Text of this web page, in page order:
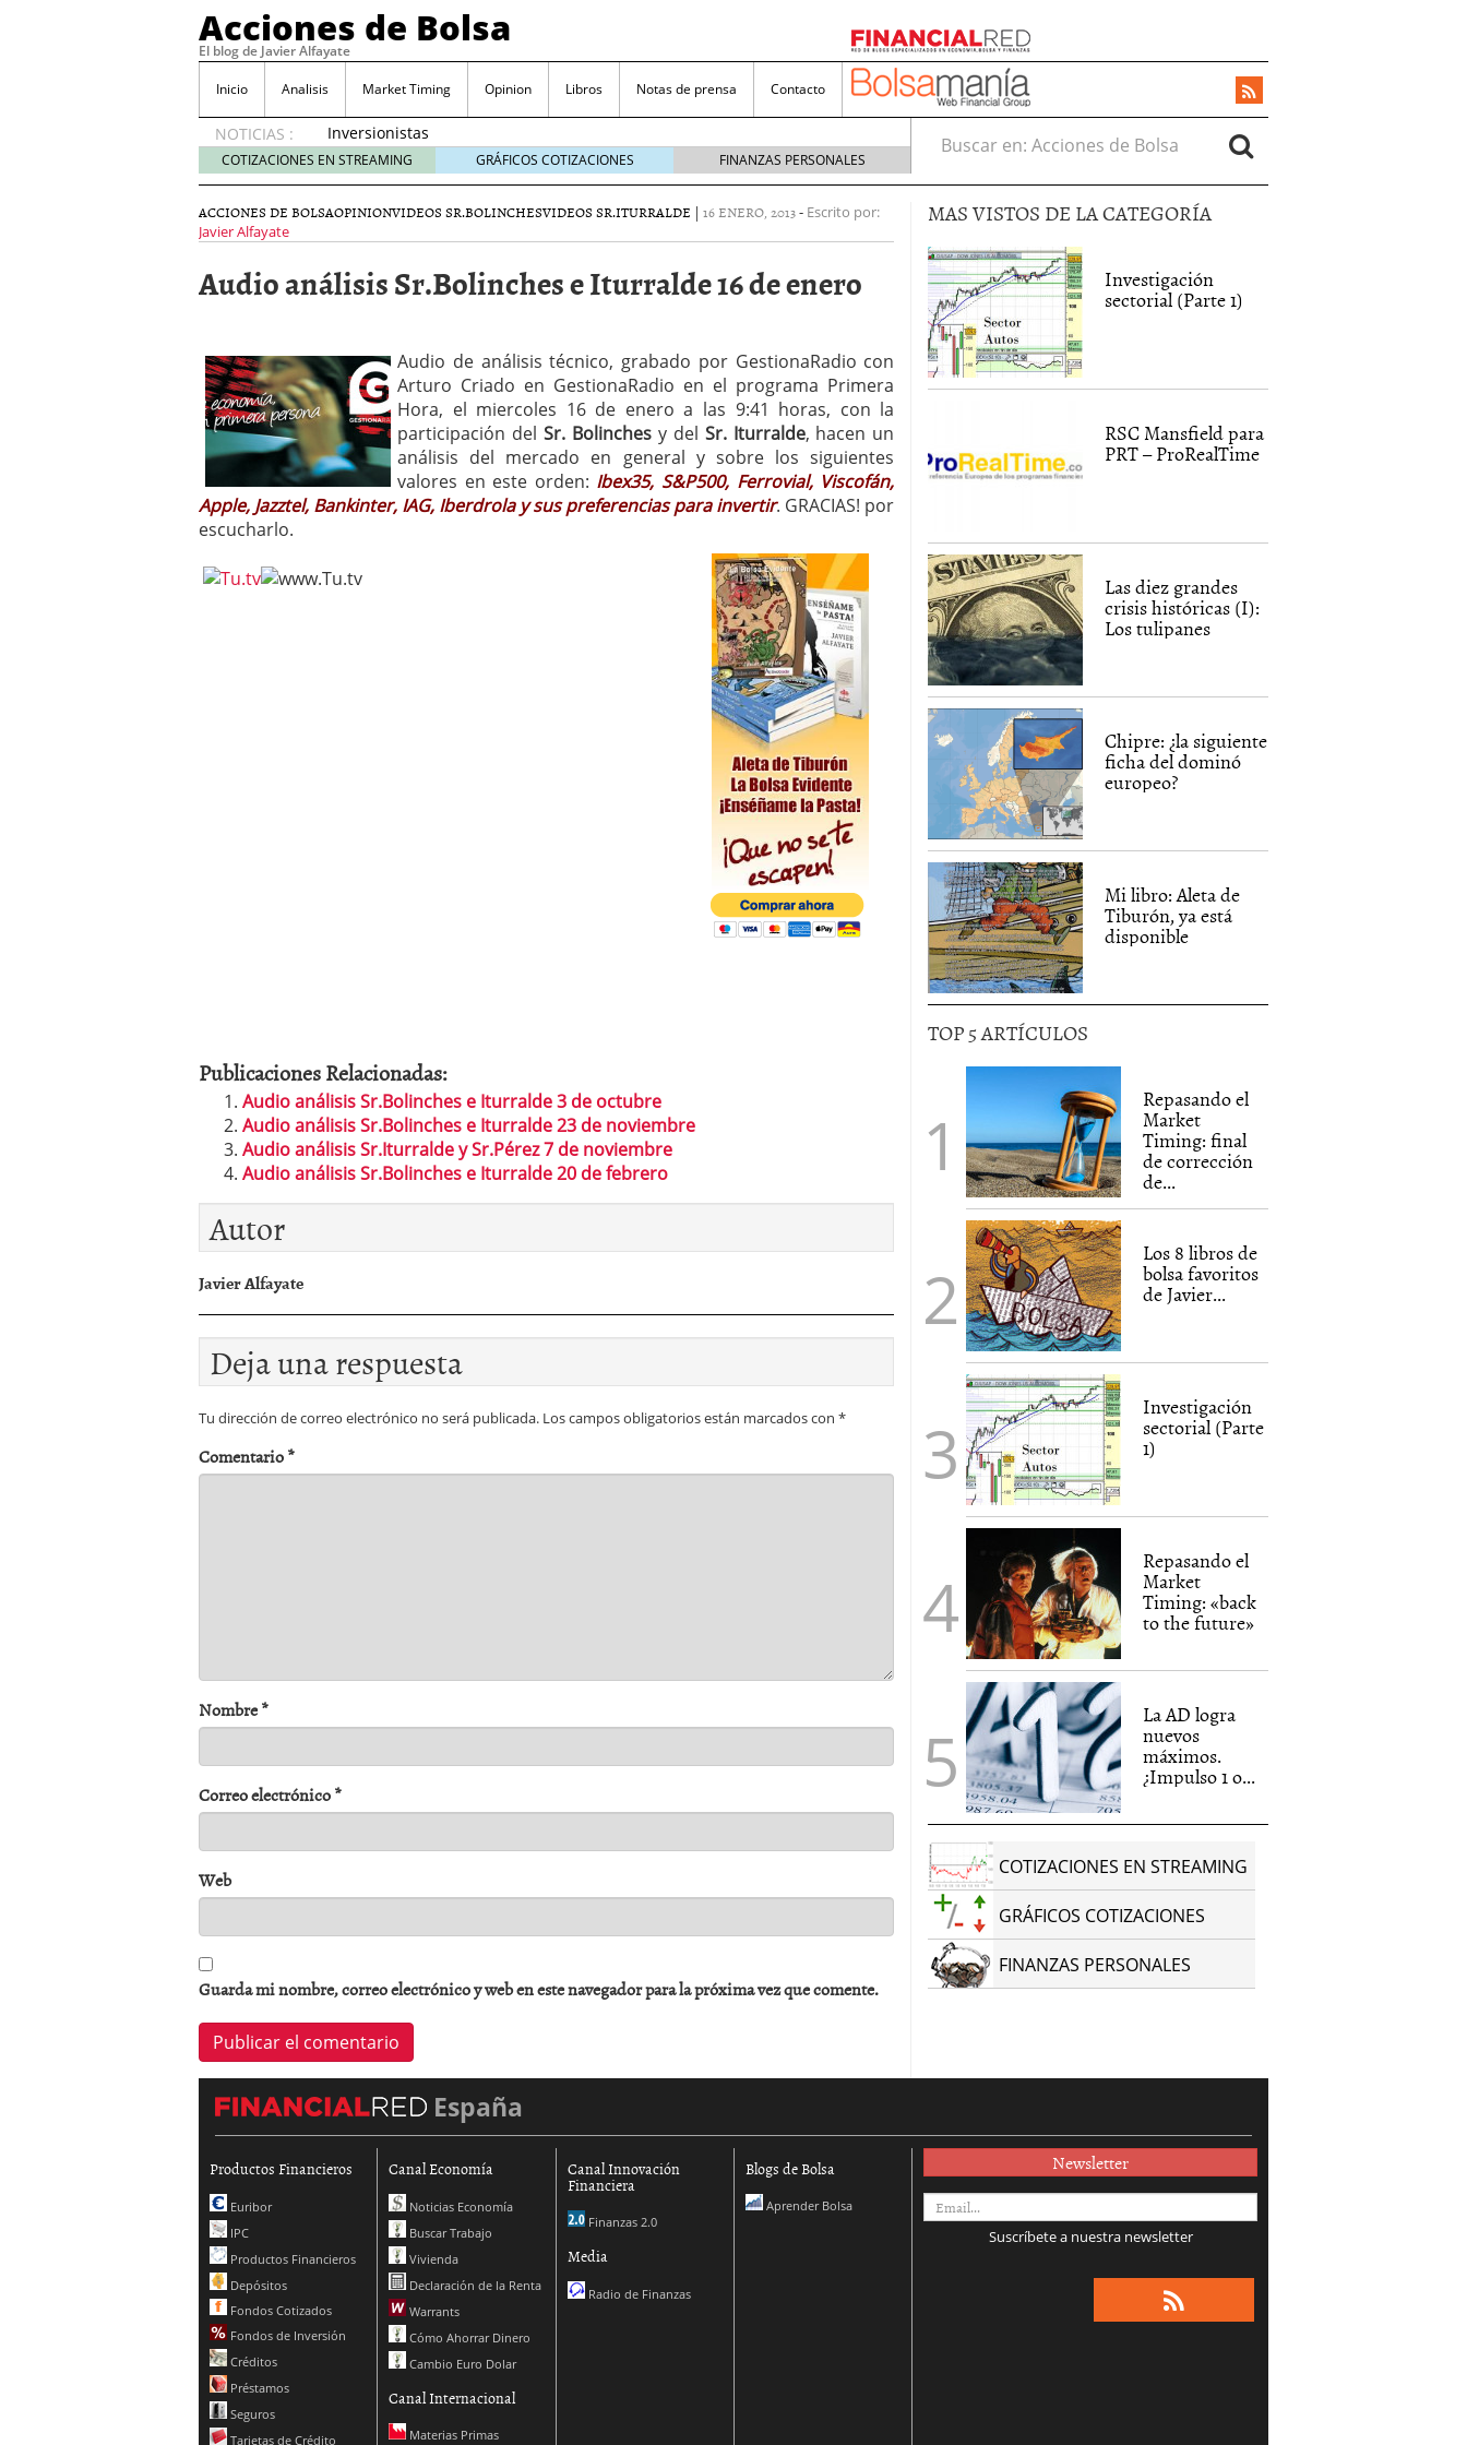
Acciones de Bolsa
El blog de Javier Alfayate
Inicio Analisis Market Timing Opinion Libros Notas de prensa Contacto
NOTICIAS :
Inversionistas
VIP en
México
creciente
interés
mayo 8,
noviembre 30, 2024
Entendiendo los ETF de Bitcoin
noviembre 22, 2024
Dividend Kings: empresas que destacan por sus dividendos constantes
noviembre 12, 2024
Descubre RealAdvisor: Una poderosa herramienta para tus inversiones
inmobiliarias septiembre 23, 2024
COTIZACIONES EN STREAMING GRÁFICOS COTIZACIONES FINANZAS PERSONALES
Buscar en:
ACCIONES DE BOLSAOPINIONVIDEOS SR.BOLINCHESVIDEOS SR.ITURRALDE | 16 ENERO, 2013- Escrito por:
Javier Alfayate
Audio análisis Sr.Bolinches e Iturralde 16 de enero
Audio de análisis técnico, grabado por GestionaRadio con
Arturo Criado en GestionaRadio en el programa Primera
Hora, el miercoles 16 de enero a las 9:41 horas, con la
participación del Sr. Bolinches y del Sr. Iturralde, hacen un
análisis del mercado en general y sobre los siguientes
valores en este orden: Ibex35, S&P500, Ferrovial, Viscofán,
Apple, Jazztel, Bankinter, IAG, Iberdrola y sus preferencias para invertir. GRACIAS! por
escucharlo.
Publicaciones Relacionadas:
Audio análisis Sr.Bolinches e Iturralde 3 de octubre
Audio análisis Sr.Bolinches e Iturralde 23 de noviembre
Audio análisis Sr.Iturralde y Sr.Pérez 7 de noviembre
Audio análisis Sr.Bolinches e Iturralde 20 de febrero
Autor
Javier Alfayate
Deja una respuesta
Tu dirección de correo electrónico no será publicada. Los campos obligatorios están marcados con *
Comentario*
Nombre*
Correo electrónico*
Web
Guarda mi nombre, correo electrónico y web en este navegador para la próxima vez que comente.
MAS VISTOS DE LA CATEGORÍA
Investigación
sectorial (Parte 1)
RSC Mansfield para
PRT – ProRealTime
Las diez grandes
crisis históricas (I):
Los tulipanes
Chipre: ¿la siguiente
ficha del dominó
europeo?
Mi libro: Aleta de
Tiburón, ya está
disponible
TOP 5 ARTÍCULOS
Repasando el
Market
Timing: final
de corrección
de...
Los 8 libros de
bolsa favoritos
de Javier...
Investigación
sectorial (Parte
1)
Repasando el
Market
Timing: «back
to the future»
La AD logra
nuevos
máximos.
¿Impulso 1 o...
COTIZACIONES EN STREAMING
GRÁFICOS COTIZACIONES
FINANZAS PERSONALES
España
Productos Financieros
Euribor
IPC
Productos Financieros
Depósitos
Fondos Cotizados
Fondos de Inversión
Créditos
Préstamos
Seguros
Tarjetas de Crédito
Canal Economía
Noticias Economía
Buscar Trabajo
Vivienda
Declaración de la Renta
Warrants
Cómo Ahorrar Dinero
Cambio Euro Dolar
Canal Internacional
Materias Primas
Canal Innovación
Financiera
Finanzas 2.0
Media
Radio de Finanzas
Blogs de Bolsa
Aprender Bolsa
Newsletter
Suscríbete a nuestra newsletter